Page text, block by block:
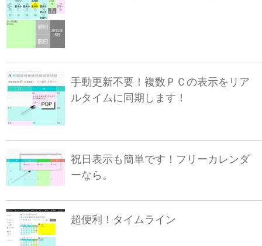
手動更新不要！複数ＰＣの表示をリア
ルタイムに同期します！
祝日表示も簡単です！フリーカレンダ
ーなら。
超便利！タイムライン